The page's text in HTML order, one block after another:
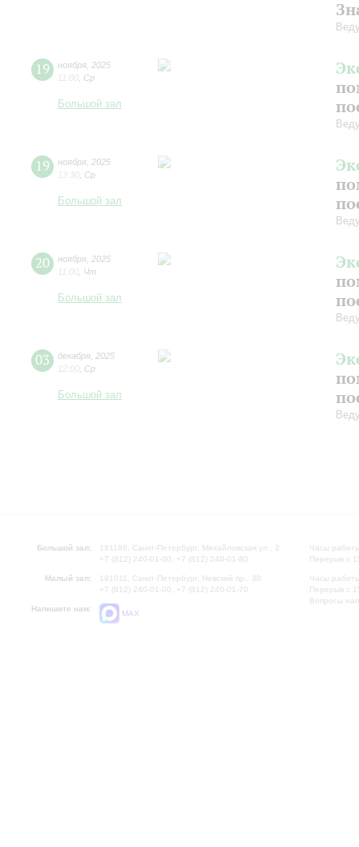
19 ноября 2025
11:00 Ср
Большой зал
19 ноября 2025
13:30 Ср
Большой зал
20 ноября 2025
11:00 Чт
Большой зал
03 декабря 2025
12:00 Ср
Большой зал
Большой зал:
191186, Санкт-Петербург, Михайловская ул., 2
+7 (812) 240-01-00, +7 (812) 240-01-80
Малый зал:
191011, Санкт-Петербург, Невский пр., 30
+7 (812) 240-01-00, +7 (812) 240-01-70
Напишите нам:
MAX
Часы
Перерыв с
Часы
Перерыв с
Вопросы